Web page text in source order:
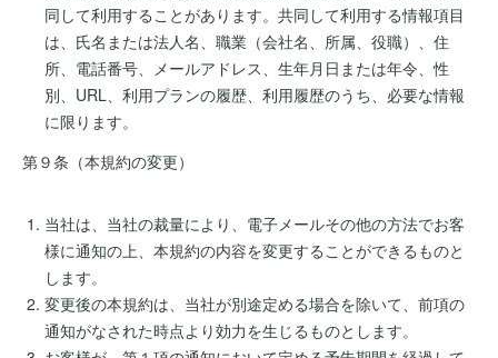
同して利用することがあります。共同して利用する情報項目
は、氏名または法人名、職業（会社名、所属、役職）、住
所、電話番号、メールアドレス、生年月日または年令、性
別、URL、利用プランの履歴、利用履歴のうち、必要な情報
に限ります。
第９条（本規約の変更）
当社は、当社の裁量により、電子メールその他の方法でお客
様に通知の上、本規約の内容を変更することができるものと
します。
変更後の本規約は、当社が別途定める場合を除いて、前項の
通知がなされた時点より効力を生じるものとします。